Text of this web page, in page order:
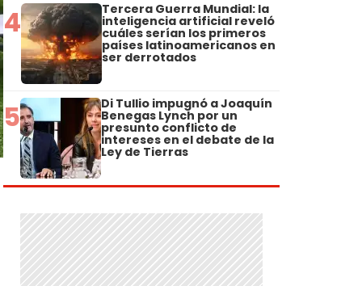
4 Tercera Guerra Mundial: la
inteligencia artificial reveló
cuáles serían los primeros
países latinoamericanos en
ser derrotados
5 Di Tullio impugnó a Joaquín
Benegas Lynch por un
presunto conflicto de
intereses en el debate de la
Ley de Tierras